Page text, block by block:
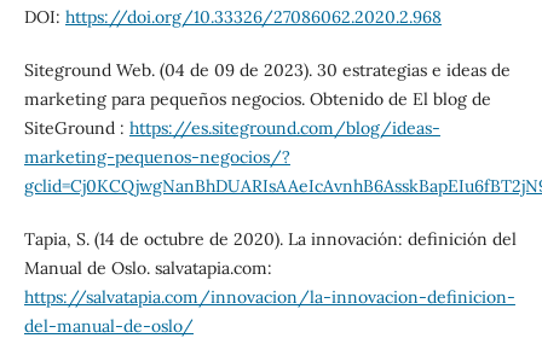
DOI: https://doi.org/10.33326/27086062.2020.2.968
Siteground Web. (04 de 09 de 2023). 30 estrategias e ideas de
marketing para pequeños negocios. Obtenido de El blog de
SiteGround : https://es.siteground.com/blog/ideas-
marketing-pequenos-negocios/?
Tapia, S. (14 de octubre de 2020). La innovación: definición del
Manual de Oslo. salvatapia.com:
https://salvatapia.com/innovacion/la-innovacion-definicion-
del-manual-de-oslo/